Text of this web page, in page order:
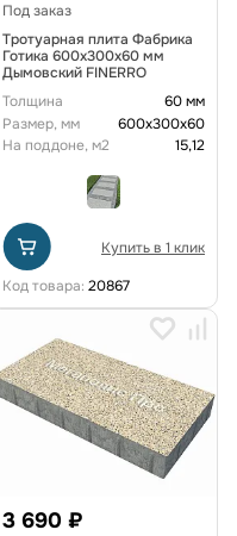
Под заказ
Тротуарная плита Фабрика
Готика 600х300х60 мм
Дымовский FINERRO
Толщина
60 мм
Размер, мм
600х300х60
На поддоне, м2
15,12
Купить в 1 клик
Код товара: 20867
3 690 ₽